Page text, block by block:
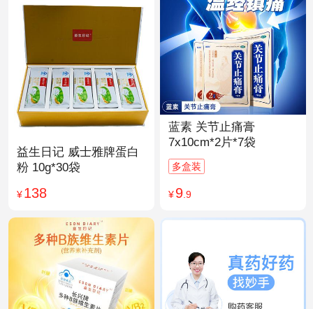
蓝素 关节止痛膏
7x10cm*2片*7袋
多盒装
¥9.9
益生日记 威士雅牌蛋白
粉 10g*30袋
¥138